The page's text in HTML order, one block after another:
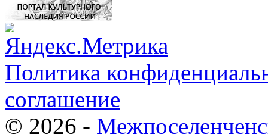
Политика
соглашение
© 2026 -